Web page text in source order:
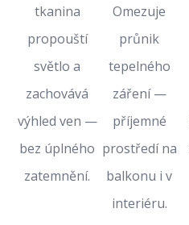
tkanina
propouští
světlo a
zachovává
výhled ven —
bez úplného
zatemnění.
Omezuje
průnik
tepelného
záření —
příjemné
prostředí na
balkonu i v
interiéru.